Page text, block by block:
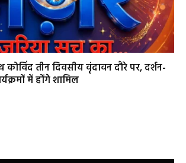
कोविंद तीन दिवसीय वृंदावन दौरे पर, दर्शन-
में होंगे शामिल